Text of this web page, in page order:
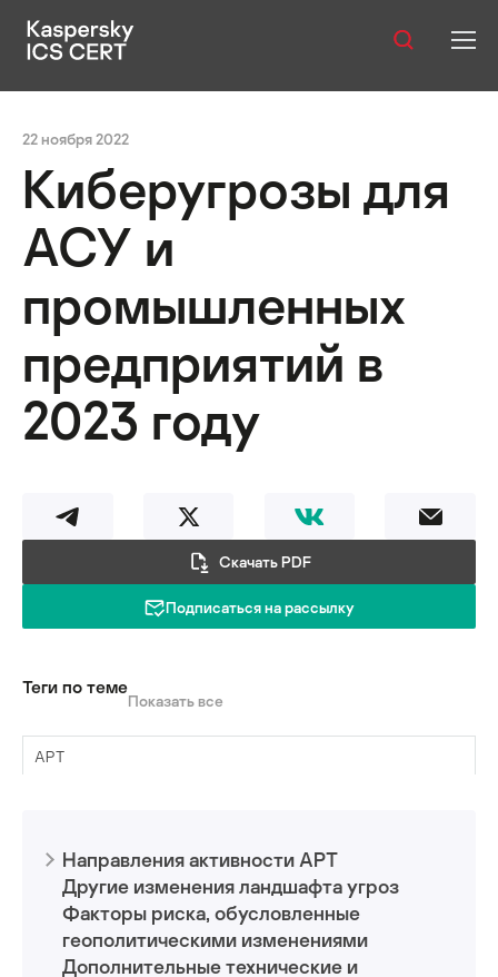
Услуги
Уязвимости
Статистика
Русский
22 ноября 2022
Киберугрозы для
АСУ и
промышленных
предприятий в
2023 году
Скачать PDF
Подписаться на рассылку
Теги по теме
Показать все
APT
промышленная кибербезопасность
уязвимости
фишинг
Направления активности APT
Другие изменения ландшафта угроз
Факторы риска, обусловленные
геополитическими изменениями
Дополнительные технические и